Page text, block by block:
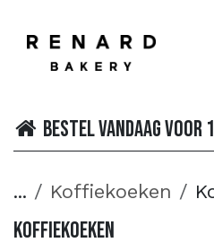
Bestel vandaag voor
... Koffiekoeken
Koffiekoeken